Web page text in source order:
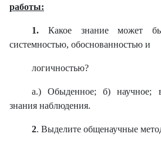
работы:
1. Какое знание может
системностью, обоснованностью и
логичностью?
а.) Обыденное; б) научное;
знания наблюдения.
2. Выделите общенаучные